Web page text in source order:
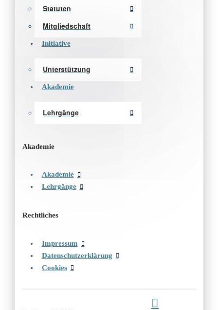
Statuten
Mitgliedschaft
Initiative
Unterstützung
Akademie
Lehrgänge
Akademie
Akademie
Lehrgänge
Rechtliches
Impressum
Datenschutzerklärung
Cookies